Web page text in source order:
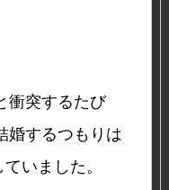
衝突するたび
婚するつもりは
いました。